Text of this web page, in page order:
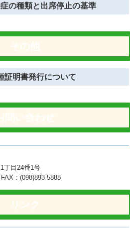
の種類と出席停止の基準
証明書発行について
丁目24番1号
：(098)893-5888